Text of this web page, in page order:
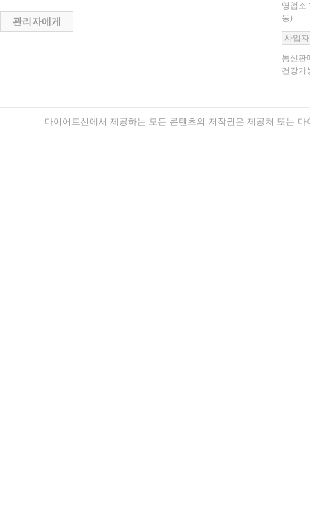
관리자에게
영업소
동)
사업
통신판
건강기
다이어트신에서 제공하는 모든 콘텐츠의 저작권은 제공처 또는